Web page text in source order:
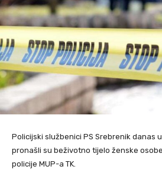
Policijski službenici PS Srebrenik danas
pronašli su beživotno tijelo ženske
policije MUP-a TK.